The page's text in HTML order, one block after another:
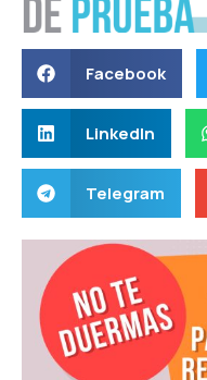
Facebook
LinkedIn
Telegram